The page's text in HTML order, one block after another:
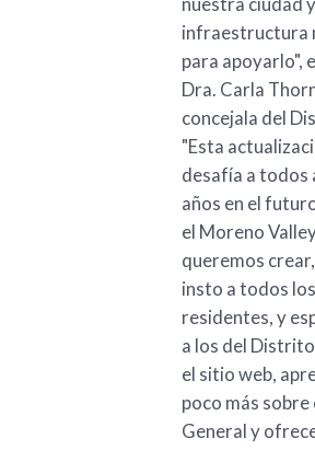
infraestructura
para apoyarlo",
Dra. Carla
concejala del
"Esta
desafía a todos
años en el
el Moreno
queremos
insto a todos los
residentes, y
a los del
el sitio web,
poco más sobre
General y